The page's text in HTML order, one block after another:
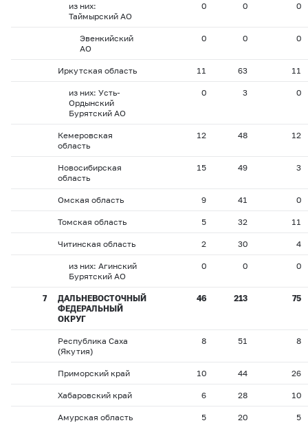
из них:
Таймырский АО
0 0 0
Эвенкийский
АО
0 0 0
Иркутская область 11 63 11
из них: Усть-
Ордынский
Бурятский АО
0 3 0
Кемеровская
область
12 48 12
Новосибирская
область
15 49 3
Омская область 9 41 0
Томская область 5 32 11
Читинская область 2 30 4
из них: Агинский
Бурятский АО
0 0 0
7
ДАЛЬНЕВОСТОЧНЫЙ
ФЕДЕРАЛЬНЫЙ
ОКРУГ
46 213 75
Республика Саха
(Якутия)
8 51 8
Приморский край 10 44 26
Хабаровский край 6 28 10
Амурская область 5 20 5